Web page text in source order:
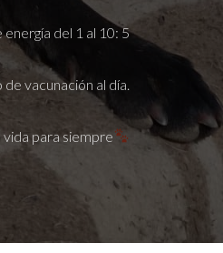
energía del 1 al 10: 5
vacunación al día.
para siempre